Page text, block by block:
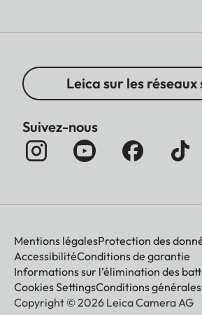
Leica sur les réseaux
Suivez-nous
Mentions légalesProtection des
AccessibilitéConditions de garantie
Informations sur l’élimination des
Cookies SettingsConditions générales
Copyright © 2026 Leica Camera AG